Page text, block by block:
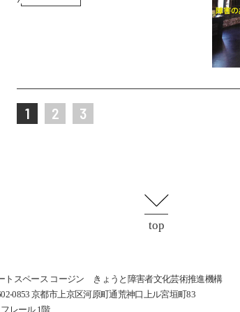
1 2 3
top
トスペース コージン きょうと障害者文化芸術推進機構
0853 京都市上京区河原町通荒神口上ル宮垣町83
フレール 1階